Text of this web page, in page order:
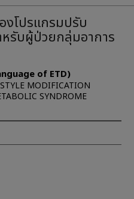
งโปรแกรมปรับ
รับผู้ป่วยกลุ่มอาการ
of ETD)
MODIFICATION
SYNDROME